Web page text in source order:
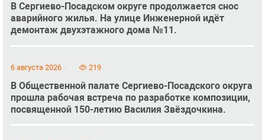
В Сергиево-Посадском округе продолжается снос
аварийного жилья. На улице Инженерной идёт
демонтаж двухэтажного дома №11.
6 августа 2026 219
В Общественной палате Сергиево-Посадского округа
прошла рабочая встреча по разработке композиции,
посвященной 150-летию Василия Звёздочкина.